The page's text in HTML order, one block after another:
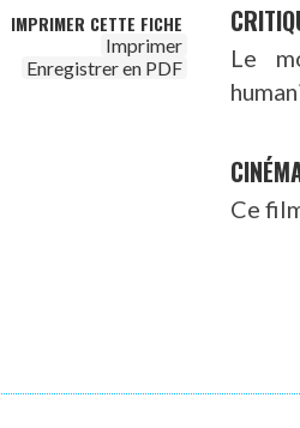
IMPRIMER CETTE FICHE
Imprimer
Enregistrer en PDF
Le
Ce